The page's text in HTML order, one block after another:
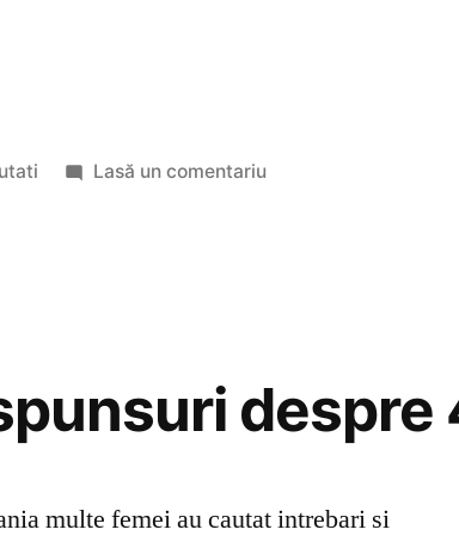
Lasă un comentariula
despre
multe femei au cautat intrebari si